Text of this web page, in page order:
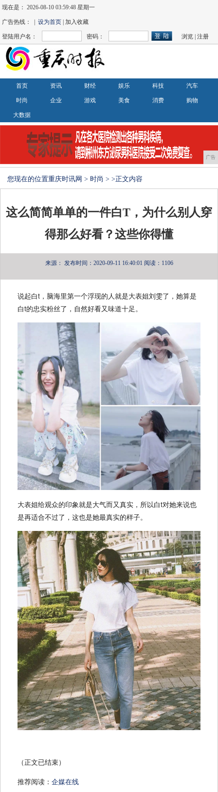
现在是：2026-08-10 03:59:49 星期一
广告热线： |设为首页 | 加入收藏
登陆用户名： 密码： 浏览 |注册
首页 资讯 财经 娱乐 科技 汽车
时尚 企业 游戏 美食 消费 购物
大数据
广告
您现在的位置重庆时讯网 > 时尚 > >正文内容
这么简简单单的一件白T，为什么别人穿
得那么好看？这些你得懂
来源： 发布时间：2020-09-11 16:40:01 阅读：1106
说起白t，脑海里第一个浮现的人就是大表姐刘雯了，她算是
白t的忠实粉丝了，自然好看又味道十足。
大表姐给观众的印象就是大气而又真实，所以白t对她来说也
是再适合不过了，这也是她最真实的样子。
（正文已结束）
推荐阅读： 企媒在线